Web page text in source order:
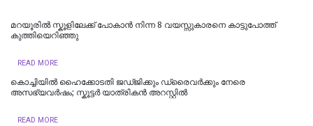
മറയൂരില്‍ സ്കൂളിലേക്ക് പോകാൻ നിന്ന 8 വയസ്സുകാരനെ കാട്ടുപോത്ത്
കുത്തിയെറിഞ്ഞു
READ MORE
കൊച്ചിയിൽ ഹൈക്കോടതി ജഡ്ജിക്കും ഡ്രൈവർക്കും നേരെ
അസഭ്യവർഷം; സ്കൂട്ടർ യാത്രികൻ അറസ്റ്റിൽ
READ MORE